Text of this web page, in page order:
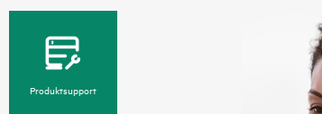
Produktsupport